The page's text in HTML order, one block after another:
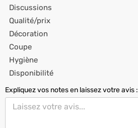
Discussions
Qualité/prix
Décoration
Coupe
Hygiène
Disponibilité
Expliquez vos notes en laissez votre avis :